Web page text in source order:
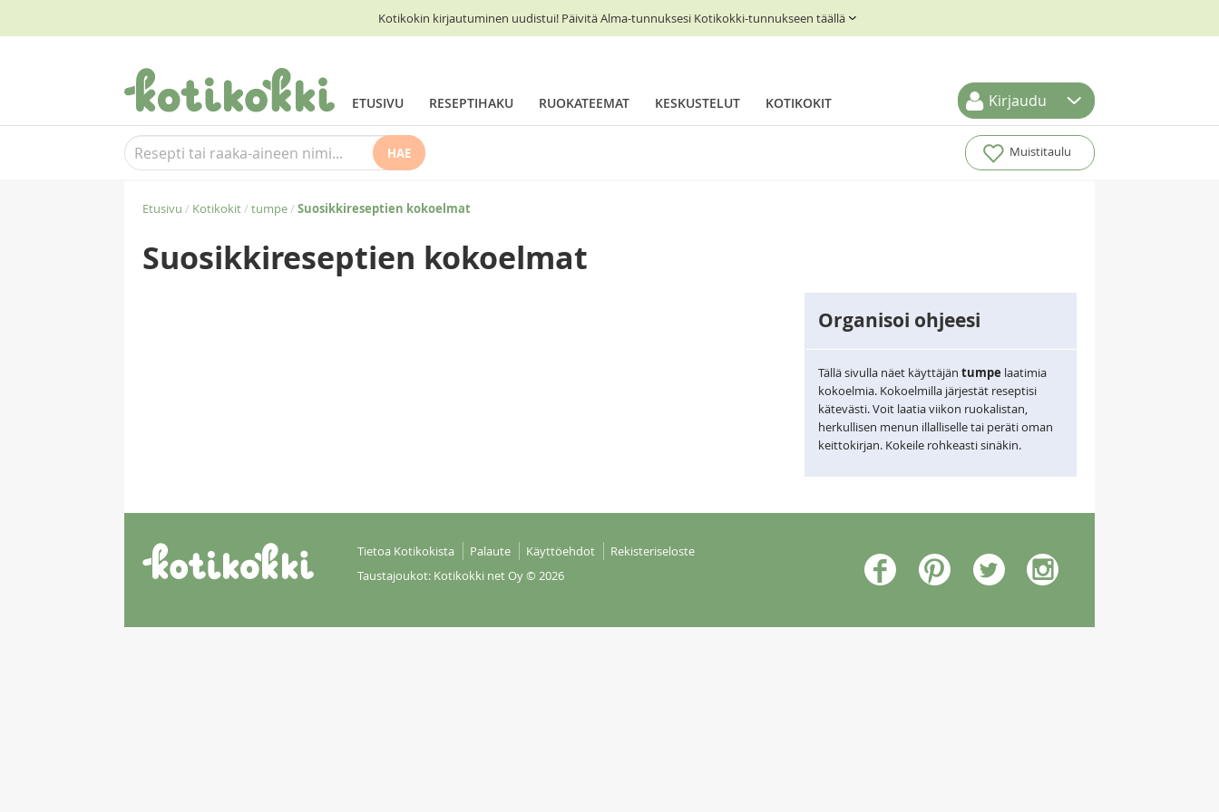
Kotikokin kirjautuminen uudistui! Päivitä Alma-tunnuksesi Kotikokki-tunnukseen täällä
ETUSIVU RESEPTIHAKU RUOKATEEMAT KESKUSTELUT KOTIKOKIT Kirjaudu
HAE Muistitaulu
Etusivu / Kotikokit/ tumpe/ Suosikkireseptien kokoelmat
Suosikkireseptien kokoelmat
Organisoi ohjeesi
Tällä sivulla näet käyttäjän tumpe laatimia
kokoelmia. Kokoelmilla järjestät reseptisi
kätevästi. Voit laatia viikon ruokalistan,
herkullisen menun illalliselle tai peräti oman
keittokirjan. Kokeile rohkeasti sinäkin.
Tietoa Kotikokista Palaute Käyttöehdot
Rekisteriseloste
Taustajoukot: Kotikokki net Oy© 2026